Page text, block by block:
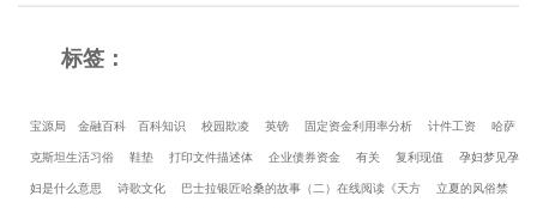
标签：
宝源局 金融百科 百科知识 校园欺凌 英镑 固定资金利用率分析 计件工资 哈萨
克斯坦生活习俗 鞋垫 打印文件描述体 企业债券资金 有关 复利现值 孕妇梦见孕
妇是什么意思 诗歌文化 巴士拉银匠哈桑的故事（二）在线阅读《天方 立夏的风俗禁